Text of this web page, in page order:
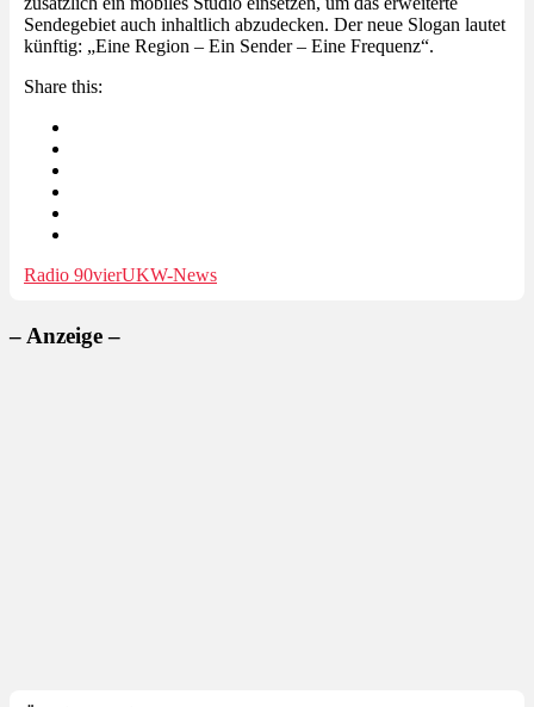
Sendegebiet auch inhaltlich abzudecken. Der neue Slogan lautet
künftig: „Eine Region – Ein Sender – Eine Frequenz“.
Share this:
Radio 90vierUKW-News
– Anzeige –